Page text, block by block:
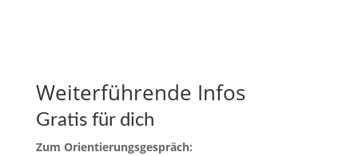
Weiterführende Infos
Gratis für dich
Zum Orientierungsgespräch: